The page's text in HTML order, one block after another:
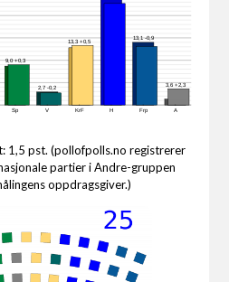
9,0 +0,3
2,7 -0,2
13,3 +0,5
13,1 -0,9
3,6 +2,3
Sp V KrF H Frp A
1,5 pst. (pollofpolls.no registrerer
partier i Andre-gruppen
oppdragsgiver.)